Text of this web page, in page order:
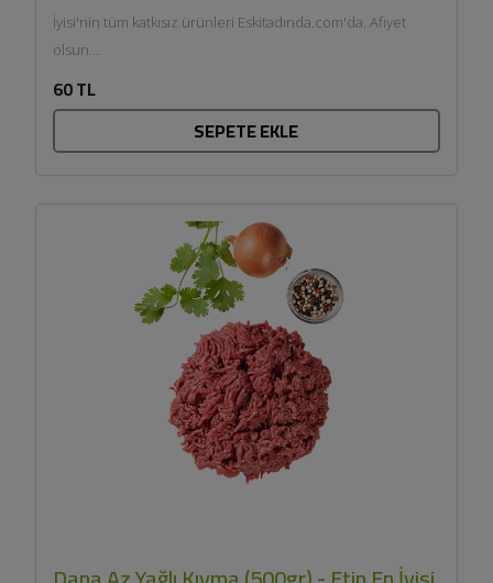
İyisi'nin tüm katkısız ürünleri Eskitadında.com'da. Afiyet
olsun....
60 TL
SEPETE EKLE